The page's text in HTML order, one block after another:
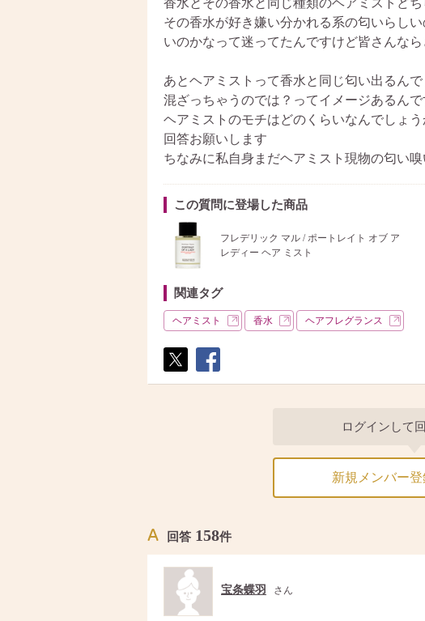
香水とその香水と同じ種類のヘアミストどち
その香水が好き嫌い分かれる系の匂いらし
いのかなって迷ってたんですけど皆さんなら
あとヘアミストって香水と同じ匂い出るん
混ざっちゃうのでは？ってイメージあるん
ヘアミストのモチはどのくらいなんでしょう
回答お願いします
ちなみに私自身まだヘアミスト現物の匂い
この質問に登場した商品
フレデリック マル / ポートレイト オブ ア
レディー ヘア ミスト
関連タグ
ヘアミスト 香水 ヘアフレグランス
ト
ア
ログインして
新規メンバー
回答 158件
宝条蝶羽 さん